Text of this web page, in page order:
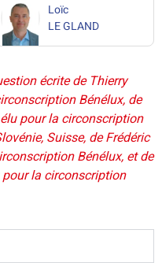
Loïc
LE GLAND
écrite de Thierry
Bénélux, de
pour la circonscription
Suisse, de Frédéric
Bénélux, et de
pour la circonscription